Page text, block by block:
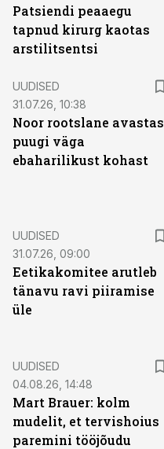
Patsiendi peaaegu
tapnud kirurg kaotas
arstilitsentsi
UUDISED
31.07.26, 10:38
Noor rootslane avastas
puugi väga
ebaharilikust kohast
UUDISED
31.07.26, 09:00
Eetikakomitee arutleb
tänavu ravi piiramise
üle
UUDISED
04.08.26, 14:48
Mart Brauer: kolm
mudelit, et tervishoius
paremini tööjõudu